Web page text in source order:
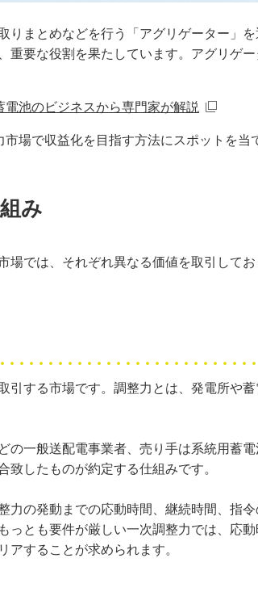
りまとめなどを行う「アグリゲーター」
重要な役割を果たしています。アグリゲ
池のビジネスから専門家が解説
場で収益化を目指す方法にスポットを
み
場では、それぞれ異なる価値を取引して
引する市場です。調整力とは、発電所や
の一般送配電事業者、売り手は系統用蓄
したものが約定する仕組みです。
力の発動までの応動時間、継続時間、指
っとも要件が厳しい一次調整力では、応
することが求められます。